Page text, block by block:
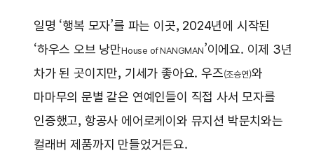
일명 ‘행복 모자’를 파는 이곳, 2024년에 시작된
‘하우스 오브 낭만House of NANGMAN’이에요. 이제 3년
차가 된 곳이지만, 기세가 좋아요. 우즈(조승연)와
마마무의 문별 같은 연예인들이 직접 사서 모자를
인증했고, 항공사 에어로케이와 뮤지션 박문치와는
컬래버 제품까지 만들었거든요.